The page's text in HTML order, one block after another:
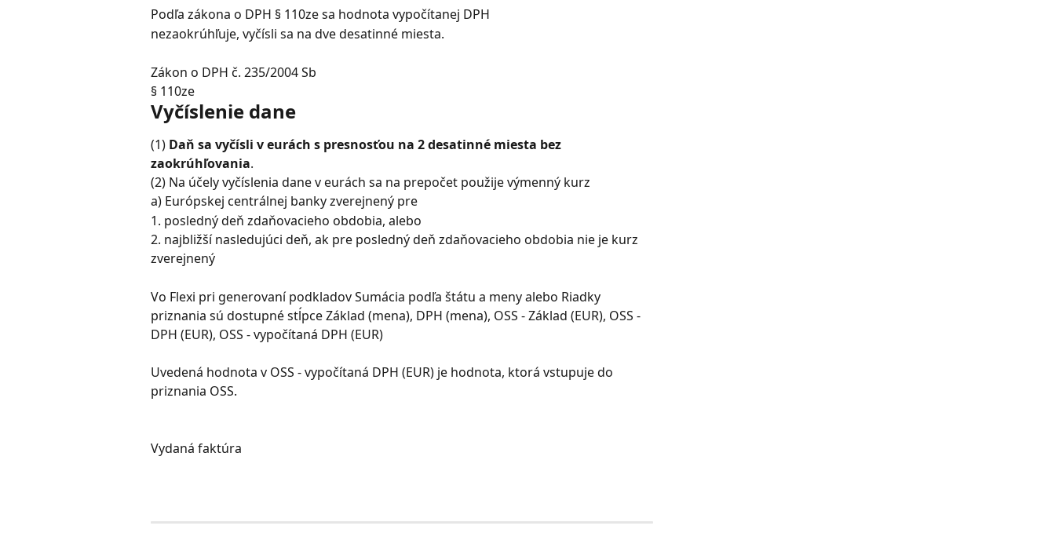
Podľa zákona o DPH § 110ze sa hodnota vypočítanej DPH
nezaokrúhľuje, vyčísli sa na dve desatinné miesta.
Zákon o DPH č. 235/2004 Sb
§ 110ze
Vyčíslenie dane
(1) Daň sa vyčísli v eurách s presnosťou na 2 desatinné miesta bez
zaokrúhľovania.
(2) Na účely vyčíslenia dane v eurách sa na prepočet použije výmenný kurz
a) Európskej centrálnej banky zverejnený pre
1. posledný deň zdaňovacieho obdobia, alebo
2. najbližší nasledujúci deň, ak pre posledný deň zdaňovacieho obdobia nie je kurz
zverejnený
Vo Flexi pri generovaní podkladov Sumácia podľa štátu a meny alebo Riadky
priznania sú dostupné stĺpce Základ (mena), DPH (mena), OSS - Základ (EUR), OSS -
DPH (EUR), OSS - vypočítaná DPH (EUR)
Uvedená hodnota v OSS - vypočítaná DPH (EUR) je hodnota, ktorá vstupuje do
priznania OSS.
Vydaná faktúra